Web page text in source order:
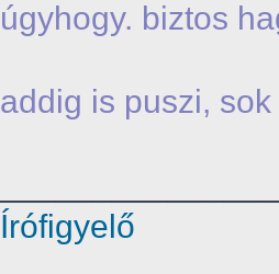
úgyhogy. biztos
addig is puszi,
Írófigyelő